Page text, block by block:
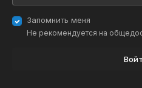
Запомнить меня
Не рекомендуется на